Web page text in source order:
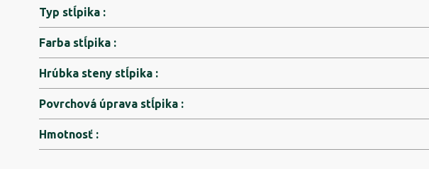
Typ stĺpika :
Farba stĺpika :
Hrúbka steny stĺpika :
Povrchová úprava stĺpika :
Hmotnosť :